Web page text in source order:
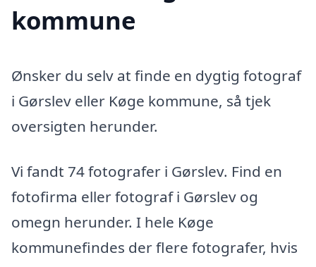
kommune
Ønsker du selv at finde en dygtig fotograf
i Gørslev eller Køge kommune, så tjek
oversigten herunder.
Vi fandt 74 fotografer i Gørslev. Find en
fotofirma eller fotograf i Gørslev og
omegn herunder. I hele Køge
kommunefindes der flere fotografer, hvis